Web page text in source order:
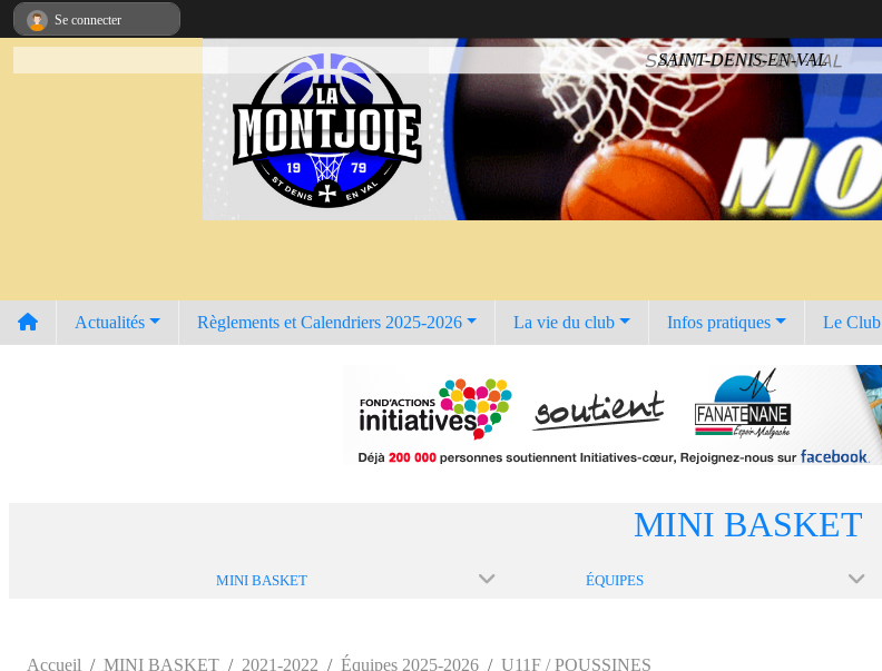
SAINT-DENIS-EN-VAL
Actualités Règlements et Calendriers 2025-2026 La vie du club Infos pratiques Le Club
MINI BASKET
MINI BASKET ÉQUIPES
Accueil MINI BASKET 2021-2022 Équipes 2025-2026 U11F / POUSSINES
Se connecter
Panneau de gestion des cookies